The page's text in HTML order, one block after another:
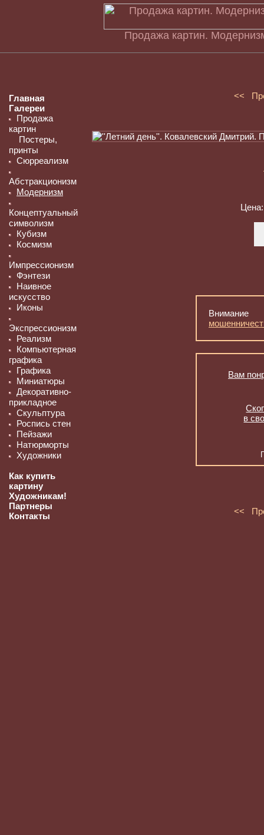
Продажа картин.
Главная
Галереи
Продажа
картин
Постеры,
принты
Сюрреализм
Абстракционизм
Модернизм
Концептуальный
символизм
Кубизм
Космизм
Импрессионизм
Фэнтези
Наивное
искусство
Иконы
Экспрессионизм
Реализм
Компьютерная
графика
Графика
Миниатюры
Декоративно-
прикладное
Скульптура
Роспись стен
Пейзажи
Натюрморты
Художники
Как купить
картину
Художникам!
Партнеры
Контакты
<<
Вам
в
<<